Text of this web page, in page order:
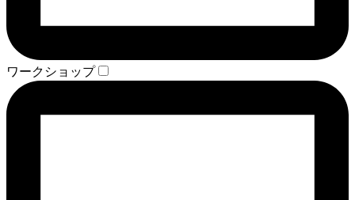
ワークショップ